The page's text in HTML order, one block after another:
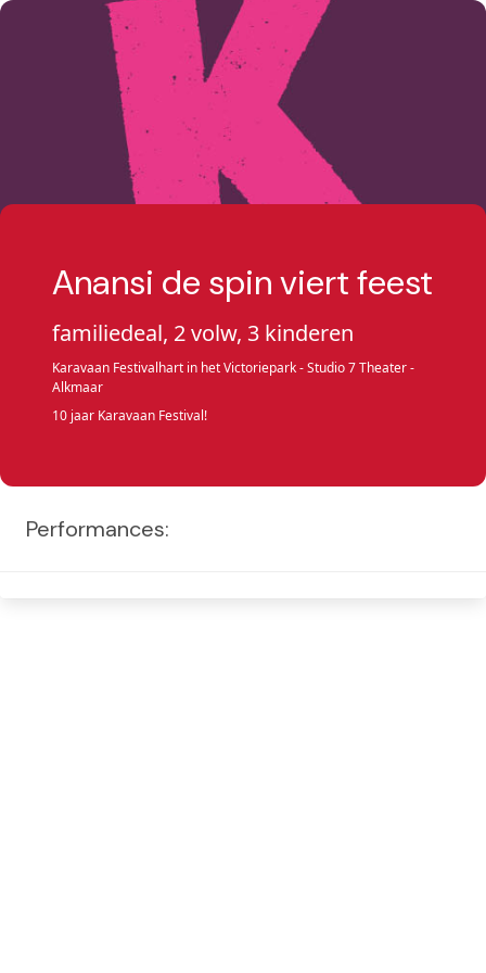
Anansi de spin viert feest
familiedeal, 2 volw, 3 kinderen
Karavaan Festivalhart in het Victoriepark - Studio 7 Theater -
Alkmaar
10 jaar Karavaan Festival!
Performances: